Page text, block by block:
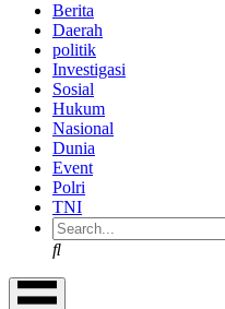
Berita
Daerah
politik
Investigasi
Sosial
Hukum
Nasional
Dunia
Event
Polri
TNI
Search